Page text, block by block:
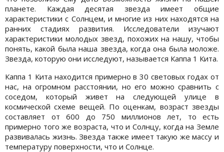
планете. Каждая десятая звезда имеет общие
характеристики с Солнцем, и многие из них находятся на
ранних стадиях развития. Исследователи изучают
характеристики молодых звезд, похожих на нашу, чтобы
понять, какой была наша звезда, когда она была моложе.
Звезда, которую они исследуют, называется Каппа 1 Кита.
Каппа 1 Кита находится примерно в 30 световых годах от
нас, на огромном расстоянии, но его можно сравнить с
соседом, который живет на следующей улице в
космической схеме вещей. По оценкам, возраст звезды
составляет от 600 до 750 миллионов лет, то есть
примерно того же возраста, что и Солнцу, когда на Земле
развивалась жизнь. Звезда также имеет такую ​​же массу и
температуру поверхности, что и Солнце.